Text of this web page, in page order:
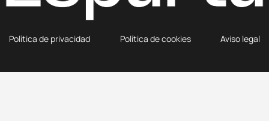
Política de privacidad Política de cookies Aviso legal